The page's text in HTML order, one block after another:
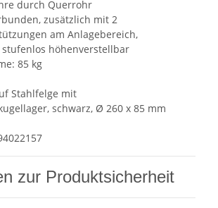
durch Querrohr
zusätzlich mit 2
am Anlagebereich,
stufenlos höhenverstellbar
85 kg
Stahlfelge mit
schwarz, Ø 260 x 85 mm
zur Produktsicherheit